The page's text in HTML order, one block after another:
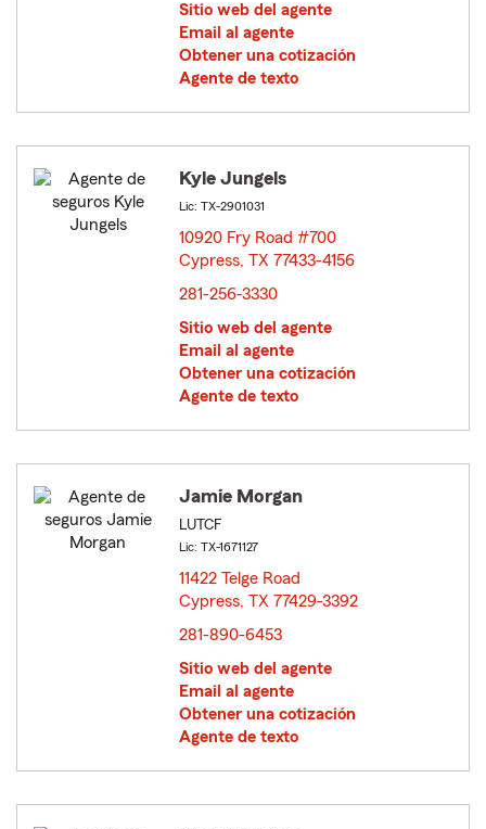
Sitio web del agente
Email al agente
Obtener una cotización
Agente de texto
Kyle Jungels
Lic: TX-2901031
10920 Fry Road #700
Cypress, TX 77433-4156
281-256-3330
Sitio web del agente
Email al agente
Obtener una cotización
Agente de texto
Jamie Morgan
LUTCF
Lic: TX-1671127
11422 Telge Road
Cypress, TX 77429-3392
281-890-6453
Sitio web del agente
Email al agente
Obtener una cotización
Agente de texto